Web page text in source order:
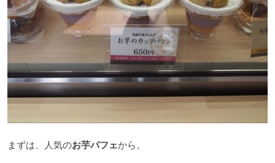
まずは、人気のお芋パフェから。